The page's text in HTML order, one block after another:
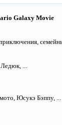
Galaxy Movie
...
Юсукэ Бэппу, ...